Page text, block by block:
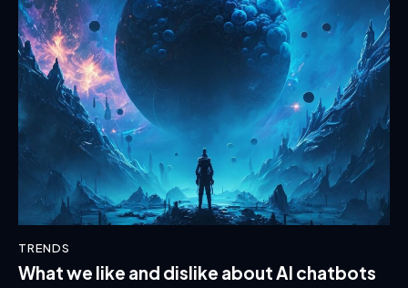
TRENDS
What we like and dislike about AI chatbots